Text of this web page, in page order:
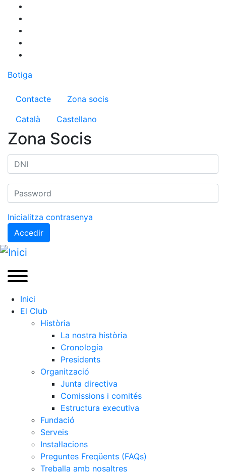
contingut
Botiga
Menú del compte d'usuari
Contacte
Zona socis
Català
Castellano
Zona Socis
Inicialitza contrasenya
Accedir
Inici
El Club
Història
La nostra història
Cronologia
Presidents
Organització
Junta directiva
Comissions i comités
Estructura executiva
Fundació
Serveis
Instal·lacions
Preguntes Freqüents (FAQs)
Treballa amb nosaltres